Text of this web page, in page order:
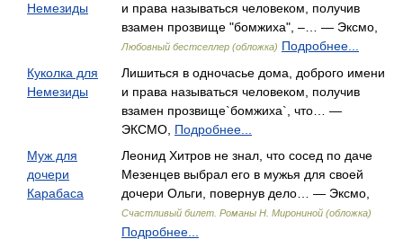
Немезиды
и права называться человеком, получив
взамен прозвище "бомжиха", –… — Эксмо,
Любовный бестселлер (обложка) Подробнее...
Куколка для
Немезиды
Лишиться в одночасье дома, доброго имени
и права называться человеком, получив
взамен прозвище`бомжиха`, что… —
ЭКСМО, Подробнее...
Муж для
дочери
Карабаса
Леонид Хитров не знал, что сосед по даче
Мезенцев выбрал его в мужья для своей
дочери Ольги, повернув дело… — Эксмо,
Счастливый билет. Романы Н. Мирониной (обложка)
Подробнее...